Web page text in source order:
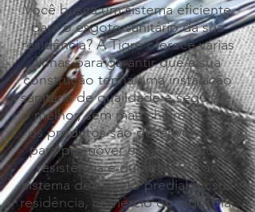
Você busca um sistema eficiente
para o esgoto sanitário da sua
residência? A Tigre oferece várias
linhas para garantir que a sua
construção tenha uma instalação
sanitária de qualidade e segura e,
o melhor, sem mau cheiro. Todos
os produtos são desenvolvidos
para promover estanqueidade,
resistência e durabilidade ao
sistema de esgoto predial da sua
residência, comércio ou indústria.